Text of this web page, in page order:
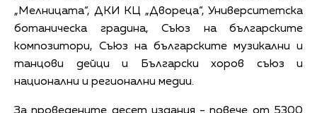
„Мелницата“, ДКИ КЦ „Двореца“, Университетска
ботаническа градина, Съюз на българските
композитори, Съюз на българските музикални и
танцови дейци и Български хоров съюз и
национални и регионални медии.
За проведените десет издания - повече от 5300